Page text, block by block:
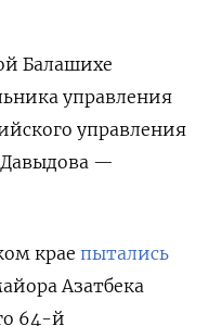
Балашихе
управления
управления
—
крае пытались
Азатбека
64-й